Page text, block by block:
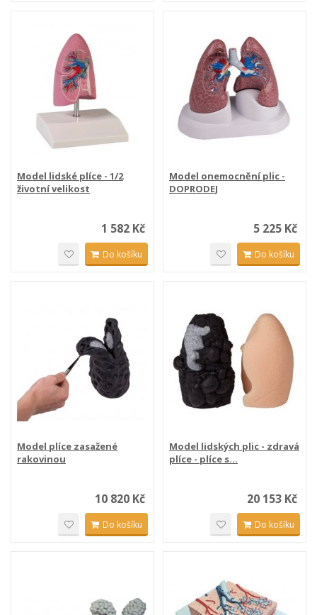
Model lidské plíce - 1/2
životní velikost
1 582 Kč
Do košíku
Model onemocnění plic -
DOPRODEJ
5 225 Kč
Do košíku
Model plíce zasažené
rakovinou
10 820 Kč
Do košíku
Model lidských plic - zdravá
plíce - plíce s...
20 153 Kč
Do košíku